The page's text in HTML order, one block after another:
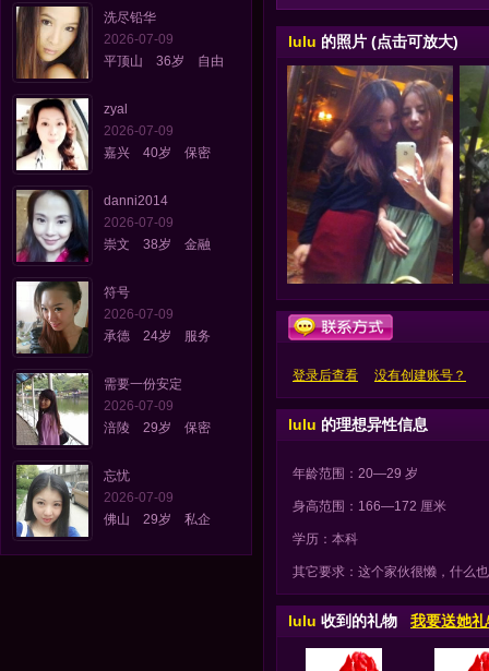
洗尽铅华
2026-07-09
平顶山 36岁 自由
zyal
2026-07-09
嘉兴 40岁 保密
danni2014
2026-07-09
崇文 38岁 金融
符号
2026-07-09
承德 24岁 服务
需要一份安定
2026-07-09
涪陵 29岁 保密
忘忧
2026-07-09
佛山 29岁 私企
lulu 的照片 (点击可放大)
登录后查看 没有创建账号？
lulu 的理想异性信息
年龄范围：20—29 岁
身高范围：166—172 厘米
学历：本科
其它要求：这个家伙很懒，什么
lulu 收到的礼物 我要送她